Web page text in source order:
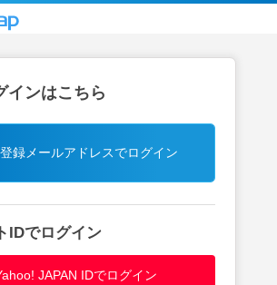
インはこちら
登録メールアドレスでログイン
IDでログイン
JAPAN IDでログイン